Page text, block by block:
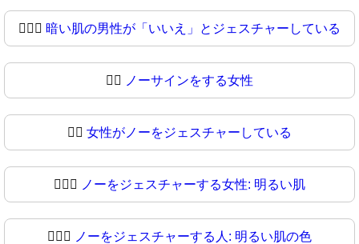
🙆🏿‍♂ 暗い肌の男性が「いいえ」とジェスチャーしている
🙆‍♀️ ノーサインをする女性
🙆‍♀ 女性がノーをジェスチャーしている
🙆🏻‍♀️ ノーをジェスチャーする女性: 明るい肌
🙆🏻‍♀ ノーをジェスチャーする人: 明るい肌の色